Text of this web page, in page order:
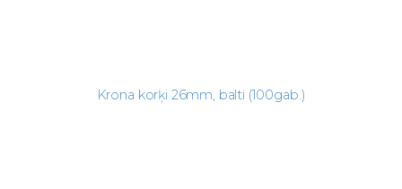
Krona korķi 26mm, balti (100gab.)